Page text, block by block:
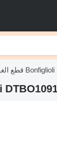
قطع الغيار Bonfiglioli